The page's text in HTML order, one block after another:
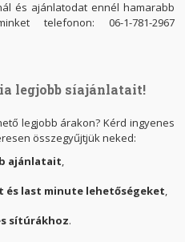
és ajánlatodat ennél hamarabb
telefonon: 06-1-781-2967
legjobb síajánlatait!
legjobb árakon? Kérd ingyenes
összegyűjtjük neked:
ajánlatait,
és last minute lehetőségeket,
sítúrákhoz.